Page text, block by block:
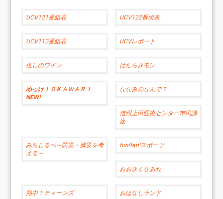
UCV121番組表 UCV122番組表
UCV112番組表 UCVレポート
推しのワイン はたらきモン
めっけ！ＯＫＡＷＡＲＩ
NEW!
ななみのなんで？
信州上田医療センター市民講
座
みちしるべ～防災・減災を考
える～
fun!fan!スポーツ
おおきくなあれ
熱中！ティーンズ おはなしランド